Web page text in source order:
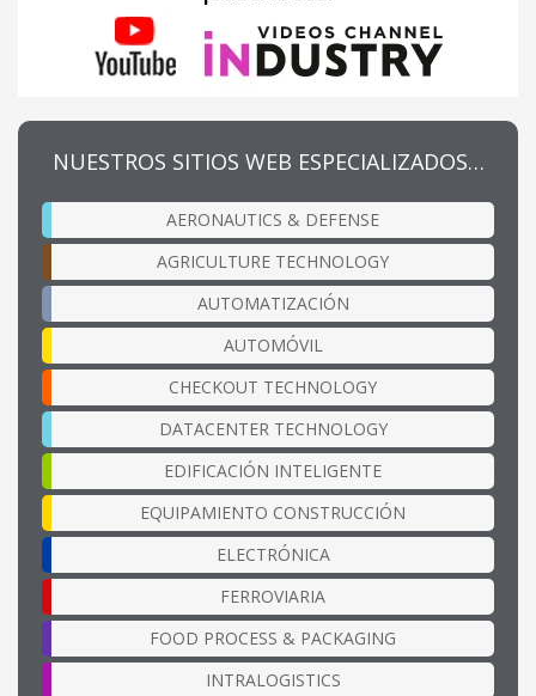
NUESTROS SITIOS WEB ESPECIALIZADOS…
AERONAUTICS & DEFENSE
AGRICULTURE TECHNOLOGY
AUTOMATIZACIÓN
AUTOMÓVIL
CHECKOUT TECHNOLOGY
DATACENTER TECHNOLOGY
EDIFICACIÓN INTELIGENTE
EQUIPAMIENTO CONSTRUCCIÓN
ELECTRÓNICA
FERROVIARIA
FOOD PROCESS & PACKAGING
INTRALOGISTICS